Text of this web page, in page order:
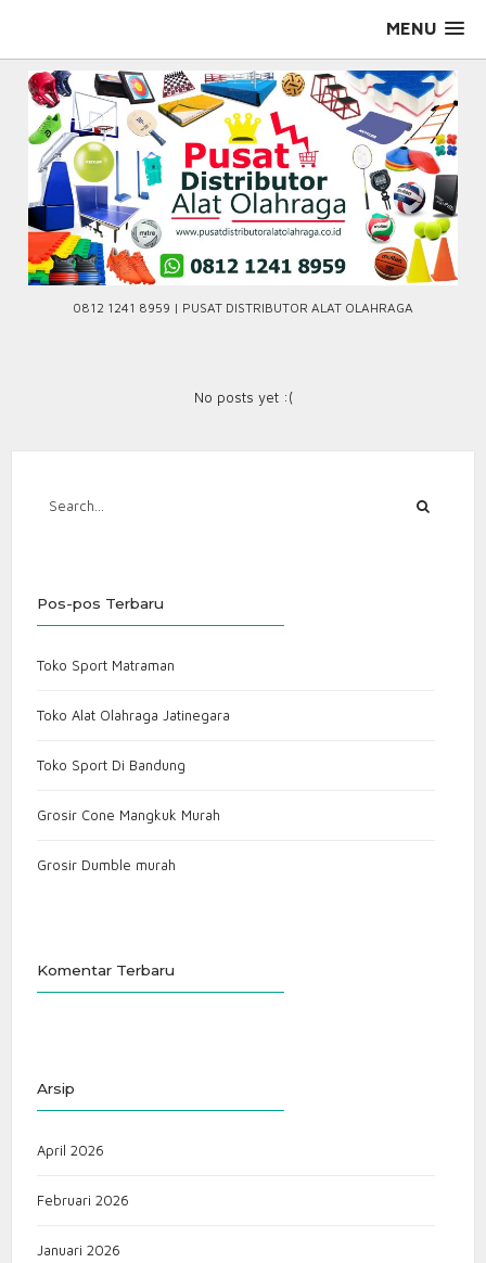
MENU
0812 1241 8959 | PUSAT DISTRIBUTOR ALAT OLAHRAGA
No posts yet :(
Pos-pos Terbaru
Toko Sport Matraman
Toko Alat Olahraga Jatinegara
Toko Sport Di Bandung
Grosir Cone Mangkuk Murah
Grosir Dumble murah
Komentar Terbaru
Arsip
April 2026
Februari 2026
Januari 2026